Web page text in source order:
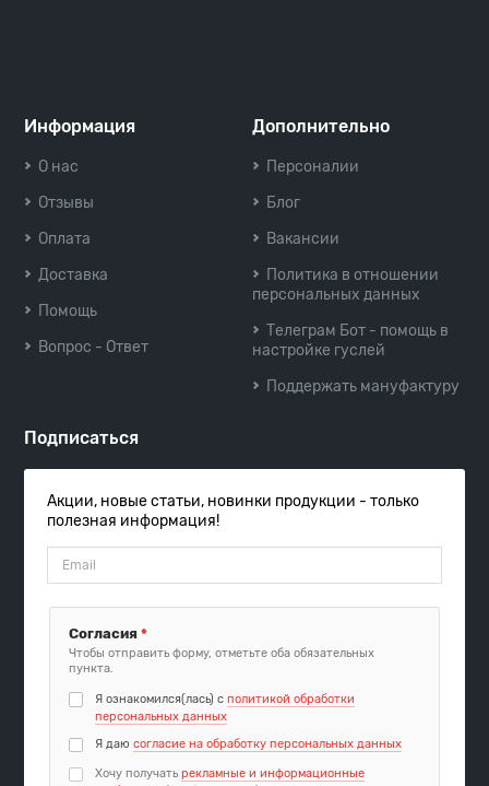
Информация
О нас
Отзывы
Оплата
Доставка
Помощь
Вопрос - Ответ
Дополнительно
Персоналии
Блог
Вакансии
Политика в отношении
персональных данных
Телеграм Бот - помощь в
настройке гуслей
Поддержать мануфактуру
Подписаться
Акции, новые статьи, новинки продукции - только
полезная информация!
Согласия*
Чтобы отправить форму, отметьте оба обязательных
пункта.
Я ознакомился(лась) с политикой обработки
персональных данных
Я даю согласие на обработку персональных данных
Хочу получать рекламные и информационные